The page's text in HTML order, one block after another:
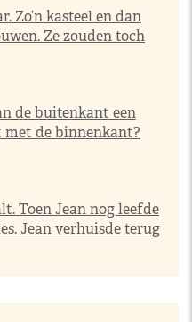
Zo’n kasteel en dan
Ze zouden toch
de buitenkant een
de binnenkant?
Toen Jean nog leefde
Jean verhuisde terug